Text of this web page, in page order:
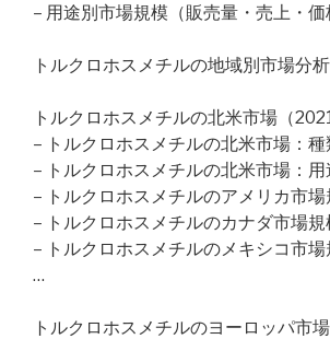
– 用途別市場規模（販売量・売上・価
トルクロホスメチルの地域別市場分析
トルクロホスメチルの北米市場（
– トルクロホスメチルの北米市場：種
– トルクロホスメチルの北米市場：用
– トルクロホスメチルのアメリカ市場
– トルクロホスメチルのカナダ市場規
– トルクロホスメチルのメキシコ市場
…
トルクロホスメチルのヨーロッパ市